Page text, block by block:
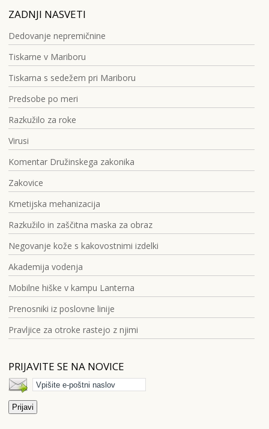
ZADNJI NASVETI
Dedovanje nepremičnine
Tiskarne v Mariboru
Tiskarna s sedežem pri Mariboru
Predsobe po meri
Razkužilo za roke
Virusi
Komentar Družinskega zakonika
Zakovice
Kmetijska mehanizacija
Razkužilo in zaščitna maska za obraz
Negovanje kože s kakovostnimi izdelki
Akademija vodenja
Mobilne hiške v kampu Lanterna
Prenosniki iz poslovne linije
Pravljice za otroke rastejo z njimi
PRIJAVITE SE NA NOVICE